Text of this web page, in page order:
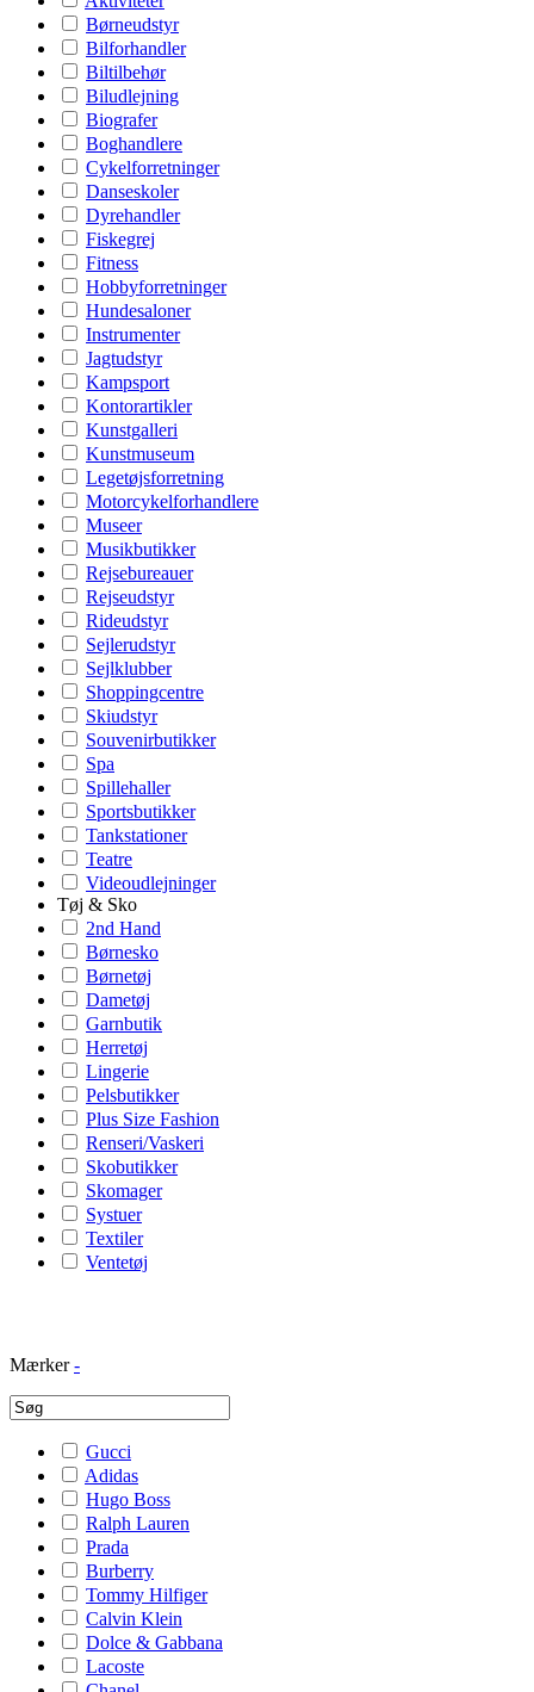
Børneudstyr
Bilforhandler
Biltilbehør
Biludlejning
Biografer
Boghandlere
Cykelforretninger
Danseskoler
Dyrehandler
Fiskegrej
Fitness
Hobbyforretninger
Hundesaloner
Instrumenter
Jagtudstyr
Kampsport
Kontorartikler
Kunstgalleri
Kunstmuseum
Legetøjsforretning
Motorcykelforhandlere
Museer
Musikbutikker
Rejsebureauer
Rejseudstyr
Rideudstyr
Sejlerudstyr
Sejlklubber
Shoppingcentre
Skiudstyr
Souvenirbutikker
Spa
Spillehaller
Sportsbutikker
Tankstationer
Teatre
Videoudlejninger
Tøj & Sko
2nd Hand
Børnesko
Børnetøj
Dametøj
Garnbutik
Herretøj
Lingerie
Pelsbutikker
Plus Size Fashion
Renseri/Vaskeri
Skobutikker
Skomager
Systuer
Textiler
Ventetøj
Mærker -
Gucci
Adidas
Hugo Boss
Ralph Lauren
Prada
Burberry
Tommy Hilfiger
Calvin Klein
Dolce & Gabbana
Lacoste